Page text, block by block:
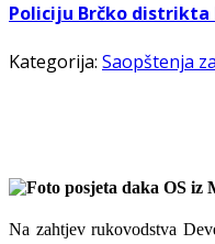
Policiju Brčko distrikta
Kategorija: Saopštenja
Na zahtjev rukovodstva